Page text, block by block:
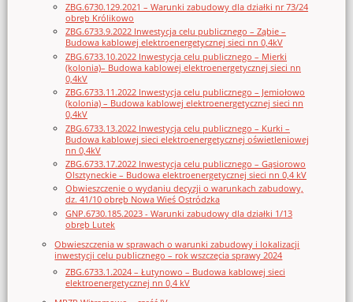
ZBG.6730.129.2021 – Warunki zabudowy dla działki nr 73/24
obręb Królikowo
ZBG.6733.9.2022 Inwestycja celu publicznego – Ząbie –
Budowa kablowej elektroenergetycznej sieci nn 0,4kV
ZBG.6733.10.2022 Inwestycja celu publicznego – Mierki
(kolonia)– Budowa kablowej elektroenergetycznej sieci nn
0,4kV
ZBG.6733.11.2022 Inwestycja celu publicznego – Jemiołowo
(kolonia) – Budowa kablowej elektroenergetycznej sieci nn
0,4kV
ZBG.6733.13.2022 Inwestycja celu publicznego – Kurki –
Budowa kablowej sieci elektroenergetycznej oświetleniowej
nn 0,4kV
ZBG.6733.17.2022 Inwestycja celu publicznego – Gąsiorowo
Olsztyneckie – Budowa elektroenergetycznej sieci nn 0,4 kV
Obwieszczenie o wydaniu decyzji o warunkach zabudowy,
dz. 41/10 obręb Nowa Wieś Ostródzka
GNP.6730.185.2023 - Warunki zabudowy dla działki 1/13
obręb Lutek
Obwieszczenia w sprawach o warunki zabudowy i lokalizacji
inwestycji celu publicznego – rok wszczęcia sprawy 2024
ZBG.6733.1.2024 – Łutynowo – Budowa kablowej sieci
elektroenergetycznej nn 0,4 kV